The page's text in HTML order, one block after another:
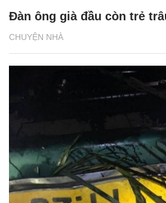
CHUYỆN NHÀ
Đàn ông già đầu còn trẻ